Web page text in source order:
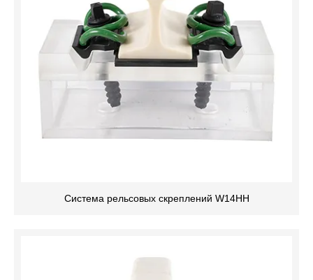
Система рельсовых скреплений W14HH